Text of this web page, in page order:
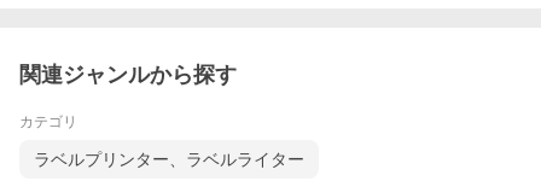
関連ジャンルから探す
カテゴリ
ラベルプリンター、ラベルライター